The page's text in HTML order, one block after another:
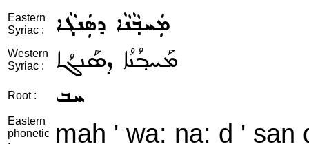
Eastern
Syriac :
ܡܲܚܒ݂ܵܢܵܐ ܕܣܲܢܓܵܐ
Western
Syriac :
ܡܰܚܒ݂ܳܢܳܐ ܕܣܰܢܓܳܐ
Root : ܚܒ
Eastern
phonetic maḥ ' wa: na: d ' san